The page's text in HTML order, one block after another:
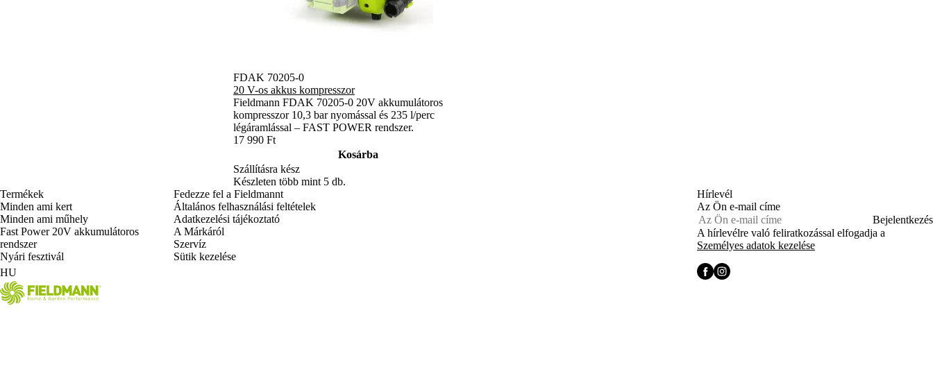
FDAK 70205-0
20 V-os akkus kompresszor
Fieldmann FDAK 70205-0 20V akkumulátoros
kompresszor 10,3 bar nyomással és 235 l/perc
légáramlással – FAST POWER rendszer.
17 990 Ft
Kosárba
Szállításra kész
Készleten több mint 5 db.
Termékek
Minden ami kert
Minden ami műhely
Fast Power 20V akkumulátoros
rendszer
Nyári fesztivál
Fedezze fel a Fieldmannt
Általános felhasználási feltételek
Adatkezelési tájékoztató
A Márkáról
Szervíz
Sütik kezelése
Hírlevél
Az Ön e-mail címe
Bejelentkezés
A hírlevélre való feliratkozással elfogadja a
Személyes adatok kezelése
HU